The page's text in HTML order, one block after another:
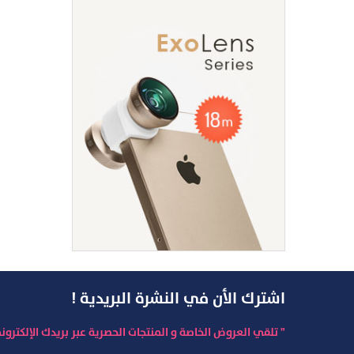
اشترك الأن في النشرة البريدية !
" تلقي العروض الخاصة و المنتجات الحصرية عبر بريدك